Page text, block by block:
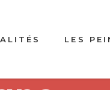
LES